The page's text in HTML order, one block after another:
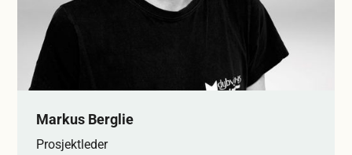
Markus Berglie
Prosjektleder